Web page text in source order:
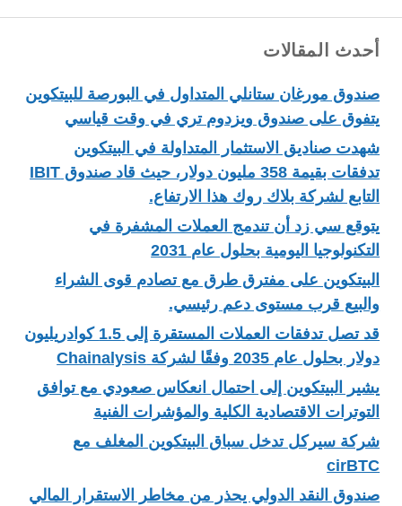
أحدث المقالات
صندوق مورغان ستانلي المتداول في البورصة للبيتكوين
يتفوق على صندوق ويزدوم تري في وقت قياسي
شهدت صناديق الاستثمار المتداولة في البيتكوين
تدفقات بقيمة 358 مليون دولار، حيث قاد صندوق IBIT
التابع لشركة بلاك روك هذا الارتفاع.
يتوقع سي زد أن تندمج العملات المشفرة في
التكنولوجيا اليومية بحلول عام 2031
البيتكوين على مفترق طرق مع تصادم قوى الشراء
والبيع قرب مستوى دعم رئيسي.
قد تصل تدفقات العملات المستقرة إلى 1.5 كوادريليون
دولار بحلول عام 2035 وفقًا لشركة Chainalysis
يشير البيتكوين إلى احتمال انعكاس صعودي مع توافق
التوترات الاقتصادية الكلية والمؤشرات الفنية
شركة سيركل تدخل سباق البيتكوين المغلف مع
cirBTC
صندوق النقد الدولي يحذر من مخاطر الاستقرار المالي